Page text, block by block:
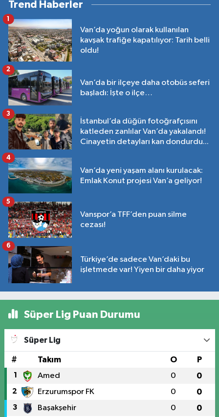
Trend Haberler
Van’da yoğun olarak kullanılan
kavşak trafiğe kapatılıyor: Tarih belli
oldu!
1
Van’da bir ilçeye daha otobüs seferi
başladı: İşte o ilçe…
2
İstanbul’da düğün fotoğrafçısını
katleden zanlılar Van’da yakalandı!
Cinayetin detayları kan dondurdu...
3
Van’da yeni yaşam alanı kurulacak:
Emlak Konut projesi Van’a geliyor!
4
Vanspor’a TFF’den puan silme
cezası!
5
Türkiye’de sadece Van’daki bu
işletmede var! Yiyen bir daha yiyor
6
Süper Lig Puan Durumu
Süper Lig
# Takım O P
1 Amed 0 0
2 Erzurumspor FK 0 0
3 Başakşehir 0 0